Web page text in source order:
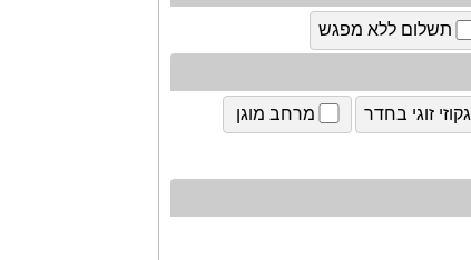
תשלום ללא מפגש
גקוזי זוגי בחדר מרחב מוגן